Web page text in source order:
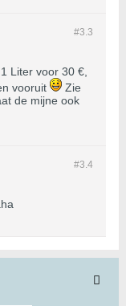
#3.3
Liter voor 30 €,
vooruit
Zie
de mijne ook
#3.4